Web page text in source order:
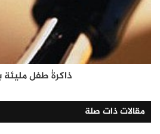
ذاكرةُ طفل مليئة
مقالات ذات صلة